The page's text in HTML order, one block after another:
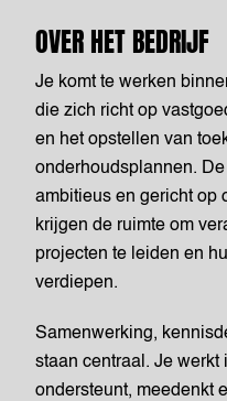
OVER HET BEDRIJF
Je komt te werken
die zich richt op
en het opstellen van
onderhoudsplannen.
ambitieus en gericht op
krijgen de ruimte om
projecten te leiden en
verdiepen.
Samenwerking,
staan centraal. Je werkt
ondersteunt, meedenkt